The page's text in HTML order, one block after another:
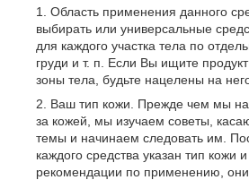
Область применения данного
выбирать или универсальные
для каждого участка тела по
груди и т. п. Если Вы ищите
зоны тела, будьте нацелены на
Ваш тип кожи. Прежде чем мы
за кожей, мы изучаем советы,
темы и начинаем следовать им.
каждого средства указан тип кожи
рекомендации по применению, они